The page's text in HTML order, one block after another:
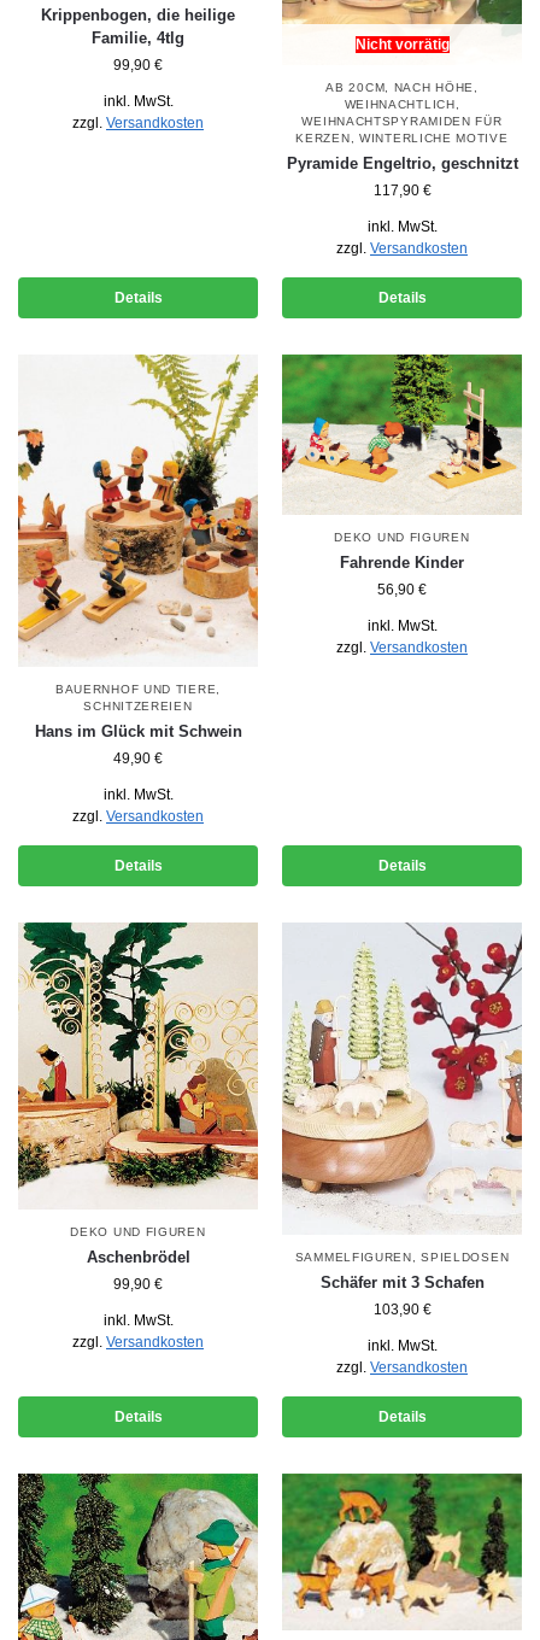
Krippenbogen, die heilige
Familie, 4tlg
99,90 €
inkl. MwSt.
zzgl. Versandkosten
Details
Nicht vorrätig
AB 20CM, NACH HÖHE,
WEIHNACHTLICH ,
WEIHNACHTSPYRAMIDEN FÜR
KERZEN , WINTERLICHE MOTIVE
Pyramide Engeltrio, geschnitzt
117,90 €
inkl. MwSt.
zzgl. Versandkosten
Details
BAUERNHOF UND TIERE
SCHNITZEREIEN
Hans im Glück mit Schwein
49,90 €
inkl. MwSt.
zzgl. Versandkosten
Details
DEKO UND FIGUREN
Fahrende Kinder
56,90 €
inkl. MwSt.
zzgl. Versandkosten
Details
DEKO UND FIGUREN
Aschenbrödel
99,90 €
inkl. MwSt.
zzgl. Versandkosten
Details
SAMMELFIGUREN ,SPIELDOSEN
Schäfer mit 3 Schafen
103,90 €
inkl. MwSt.
zzgl. Versandkosten
Details